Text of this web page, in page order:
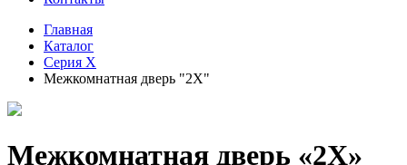
Главная
Каталог
Серия Х
Межкомнатная дверь "2X"
Межкомнатная дверь «2X»